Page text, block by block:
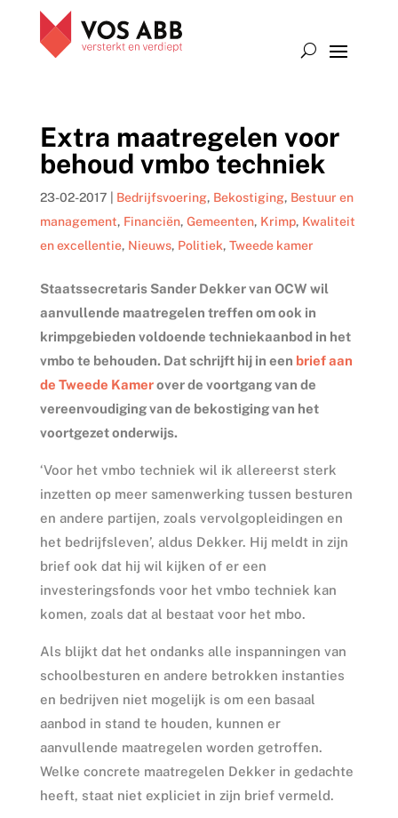
Extra maatregelen voor
behoud vmbo techniek
23-02-2017 Bedrijfsvoering, Bekostiging, Bestuur en
management, Financiën, Gemeenten, Krimp, Kwaliteit
en excellentie, Nieuws, Politiek, Tweede kamer
Staatssecretaris Sander Dekker van OCW wil
aanvullende maatregelen treffen om ook in
krimpgebieden voldoende techniekaanbod in het
vmbo te behouden. Dat schrijft hij in een brief aan
de Tweede Kamerover de voortgang van de
vereenvoudiging van de bekostiging van het
voortgezet onderwijs.
‘Voor het vmbo techniek wil ik allereerst sterk
inzetten op meer samenwerking tussen besturen
en andere partijen, zoals vervolgopleidingen en
het bedrijfsleven’, aldus Dekker. Hij meldt in zijn
brief ook dat hij wil kijken of er een
investeringsfonds voor het vmbo techniek kan
komen, zoals dat al bestaat voor het mbo.
Als blijkt dat het ondanks alle inspanningen van
schoolbesturen en andere betrokken instanties
en bedrijven niet mogelijk is om een basaal
aanbod in stand te houden, kunnen er
aanvullende maatregelen worden getroffen.
Welke concrete maatregelen Dekker in gedachte
heeft, staat niet expliciet in zijn brief vermeld.